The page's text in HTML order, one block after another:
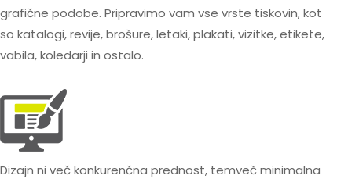
grafične podobe. Pripravimo vam vse vrste tiskovin, kot
so katalogi, revije, brošure, letaki, plakati, vizitke, etikete,
vabila, koledarji in ostalo.
Dizajn ni več konkurenčna prednost, temveč minimalna